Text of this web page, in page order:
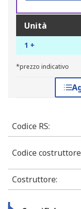
Unità
1 +
*prezzo indicativo
Codice RS:
Codice costruttore
Costruttore: